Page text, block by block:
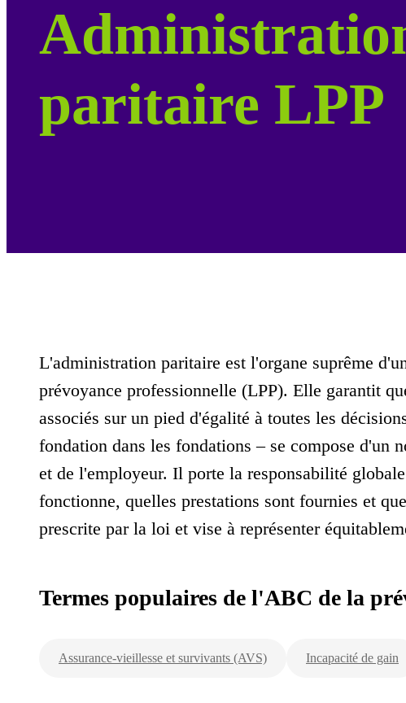
paritaire LPP
L'administration paritaire est l'organe suprême
prévoyance professionnelle (LPP). Elle garantit
associés sur un pied d'égalité à toutes les
fondation dans les fondations – se compose d'un
et de l'employeur. Il porte la responsabilité
fonctionne, quelles prestations sont fournies et
prescrite par la loi et vise à représenter
Termes populaires de l'ABC de la
Assurance-vieillesse et survivants (AVS) Incapacité de gain